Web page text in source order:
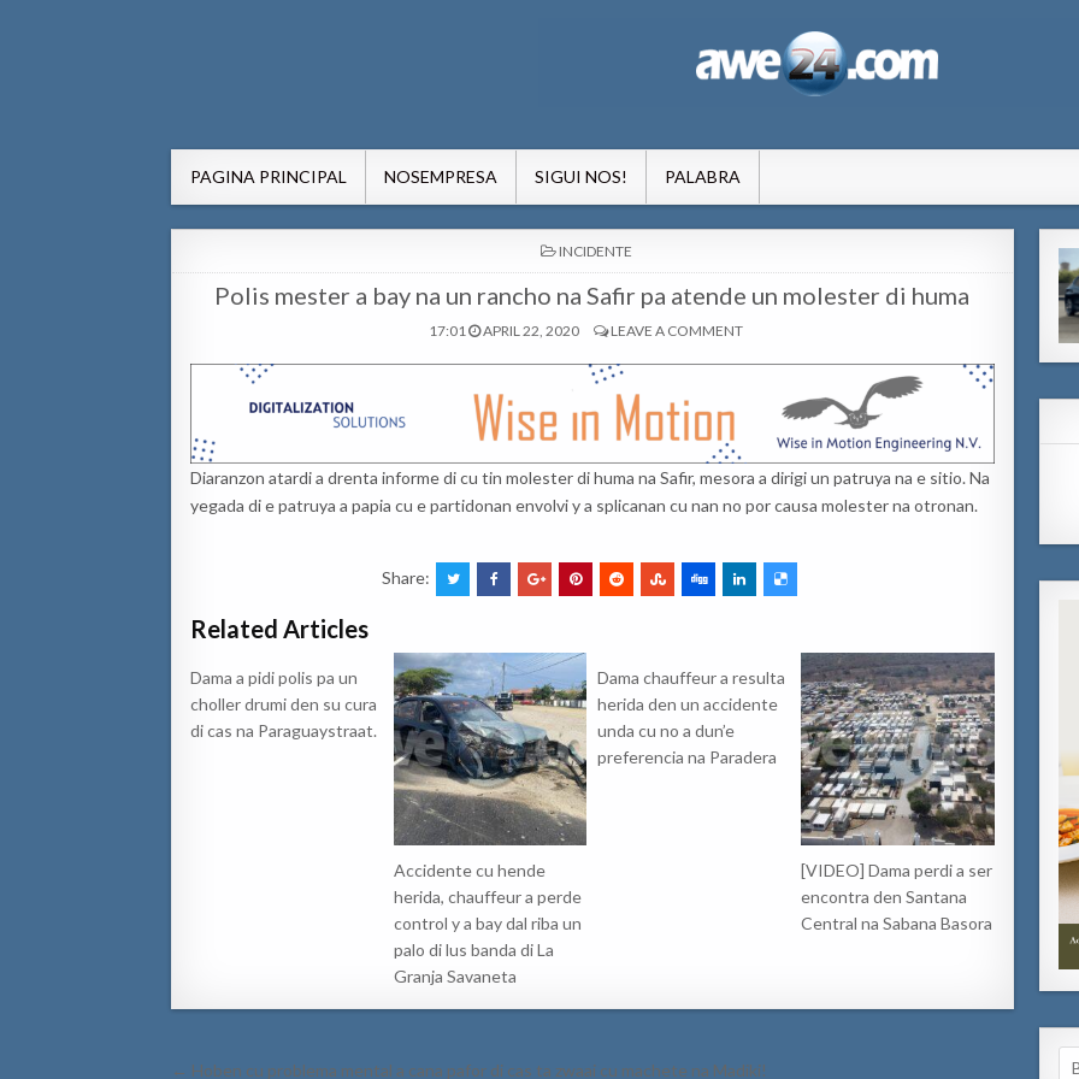
PAGINA PRINCIPAL NOSEMPRESA SIGUI NOS! PALABRA
POSTED
IN
INCIDENTE
Polis mester a bay na un rancho na Safir pa atende un molester di huma
17:01 APRIL 22, 2020 LEAVE A COMMENT
Diaranzon atardi a drenta informe di cu tin molester di huma na Safir, mesora a dirigi un patruya na e sitio. Na
yegada di e patruya a papia cu e partidonan envolvi y a splicanan cu nan no por causa molester na otronan.
Share:
Related Articles
Dama a pidi polis pa un
choller drumi den su cura
di cas na Paraguaystraat.
Accidente cu hende
herida, chauffeur a perde
control y a bay dal riba un
palo di lus banda di La
Granja Savaneta
Dama chauffeur a resulta
herida den un accidente
unda cu no a dun’e
preferencia na Paradera
[VIDEO] Dama perdi a ser
encontra den Santana
Central na Sabana Basora
Post
← Hoben cu problema mental a cana pafor di cas ta zwaai cu machete na Madiki!